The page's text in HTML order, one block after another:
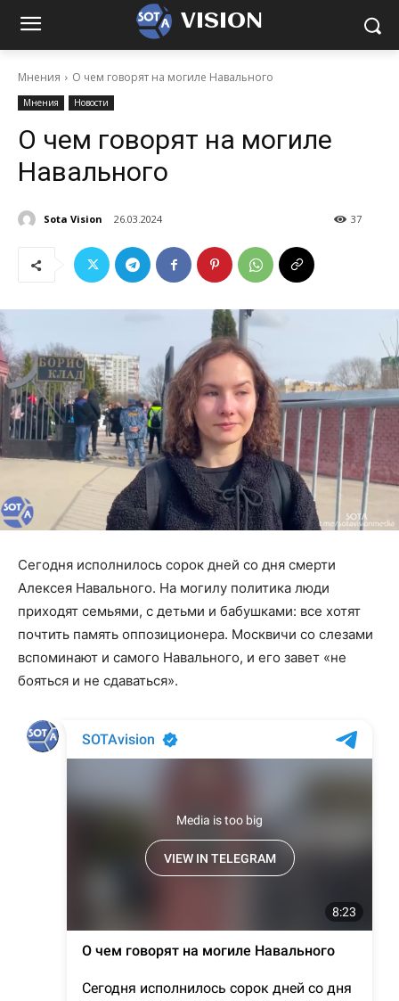
VISION
Мнения О чем говорят на могиле Навального
Мнения Новости
О чем говорят на могиле
Навального
Sota Vision 26.03.2024 37
Сегодня исполнилось сорок дней со дня смерти
Алексея Навального. На могилу политика люди
приходят семьями, с детьми и бабушками: все хотят
почтить память оппозиционера. Москвичи со слезами
вспоминают и самого Навального, и его завет «не
бояться и не сдаваться».